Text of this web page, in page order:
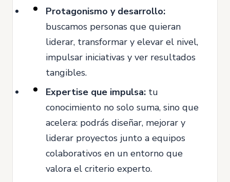
Protagonismo y desarrollo:
buscamos personas que quieran
liderar, transformar y elevar el nivel,
impulsar iniciativas y ver resultados
tangibles.
Expertise que impulsa: tu
conocimiento no solo suma, sino que
acelera: podrás diseñar, mejorar y
liderar proyectos junto a equipos
colaborativos en un entorno que
valora el criterio experto.